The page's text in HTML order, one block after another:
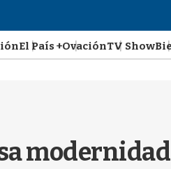
El País +OvaciónTV Show
modernidad